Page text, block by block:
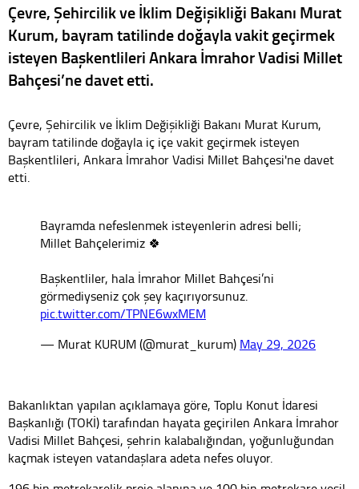
Çevre, Şehircilik ve İklim Değişikliği Bakanı Murat
Kurum, bayram tatilinde doğayla vakit geçirmek
isteyen Başkentlileri Ankara İmrahor Vadisi Millet
Bahçesi’ne davet etti.
Çevre, Şehircilik ve İklim Değişikliği Bakanı Murat Kurum,
bayram tatilinde doğayla iç içe vakit geçirmek isteyen
Başkentlileri, Ankara İmrahor Vadisi Millet Bahçesi'ne davet
etti.
Bayramda nefeslenmek isteyenlerin adresi belli;
Millet Bahçelerimiz 🍀
Başkentliler, hala İmrahor Millet Bahçesi’ni
görmediyseniz çok şey kaçırıyorsunuz.
pic.twitter.com/TPNE6wxMEM
— Murat KURUM (@murat_kurum) May 29, 2026
Bakanlıktan yapılan açıklamaya göre, Toplu Konut İdaresi
Başkanlığı (TOKİ) tarafından hayata geçirilen Ankara İmrahor
Vadisi Millet Bahçesi, şehrin kalabalığından, yoğunluğundan
kaçmak isteyen vatandaşlara adeta nefes oluyor.